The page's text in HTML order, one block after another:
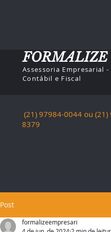
Assessoria Empresarial -
Contábil e Fiscal
FORMALIZE
(21) 97984-0044 ou (21)
8379
Post
formalizeempresari